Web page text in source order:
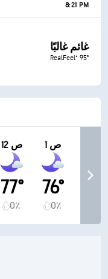
8:21 PM
غائم غالبًا
RealFeel® 95°
12 ص
77°
0٪
1 ص
76°
0٪